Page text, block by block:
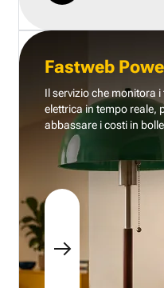
Fastweb
Il servizio che monitora
elettrica in tempo reale,
abbassare i costi in